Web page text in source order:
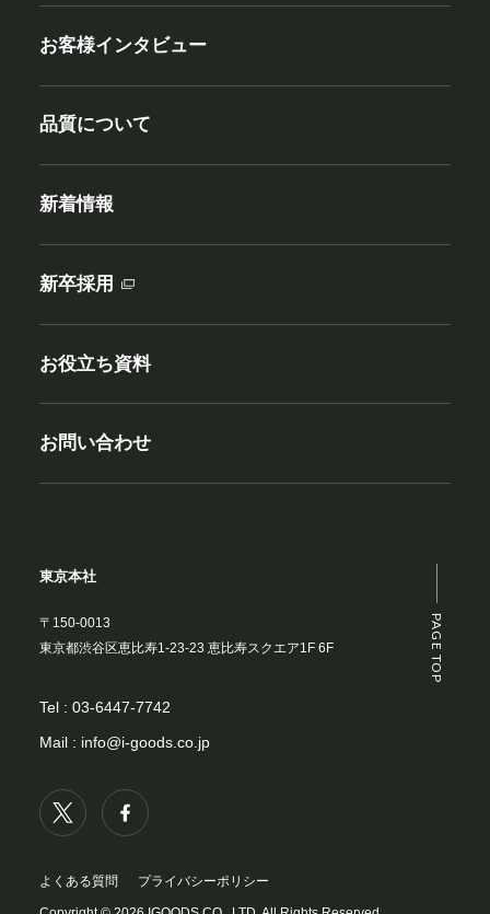
PAGE TOP
お客様インタビュー
品質について
新着情報
新卒採用
お役立ち資料
お問い合わせ
東京本社
〒150-0013
東京都渋谷区恵比寿1-23-23 恵比寿スクエア1F 6F
Tel : 03-6447-7742
Mail : info@i-goods.co.jp
よくある質問 プライバシーポリシー